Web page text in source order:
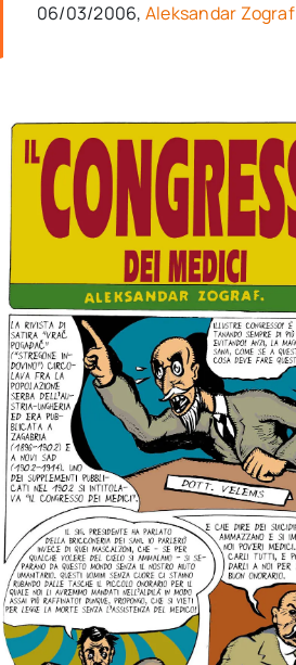
per:
Newsletter
06/03/2006, Aleksandar Zograf